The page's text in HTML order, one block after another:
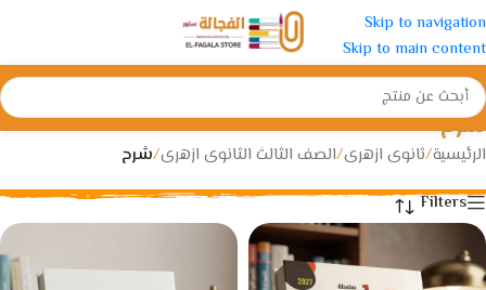
Skip to navigation
Skip to main content
شرح
الرئيسية/ثانوى ازهرى/الصف الثالث الثانوى ازهرى/شرح
Filters